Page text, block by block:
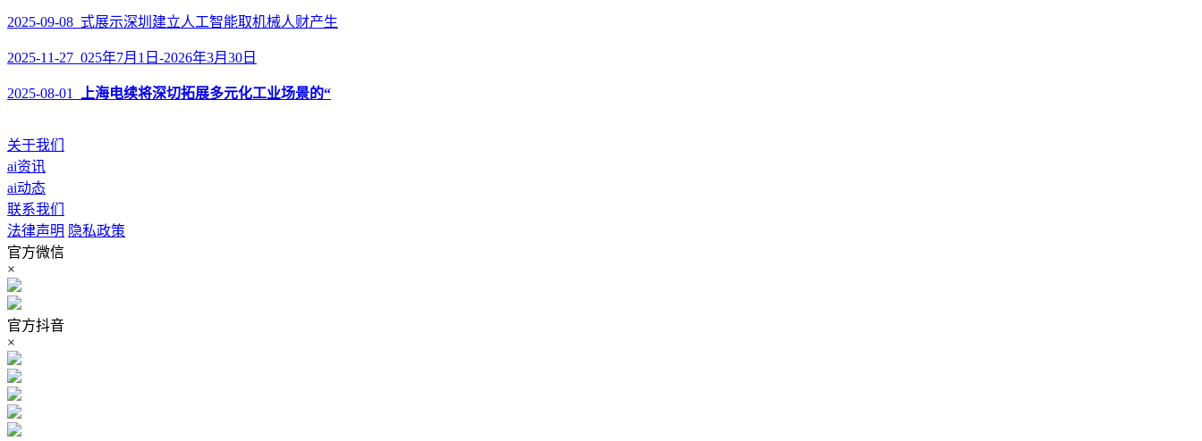
2025-09-08 式展示深圳建立人工智能取机械人财产生
2025-11-27 025年7月1日-2026年3月30日
2025-08-01 上海电续将深切拓展多元化工业场景的“
关于我们
ai资讯
ai动态
联系我们
法律声明 隐私政策
官方微信
×
官方抖音
×